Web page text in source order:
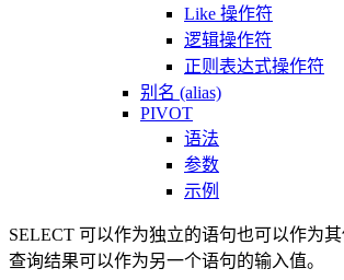
Like 操作符
逻辑操作符
正则表达式操作符
别名 (alias)
PIVOT
语法
参数
示例
SELECT 可以作为独立的语句也可以作为
查询结果可以作为另一个语句的输入值。